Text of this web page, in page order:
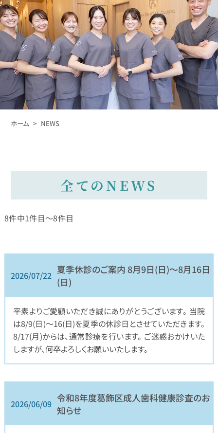
ホーム > NEWS
全てのNEWS
8件中1件目～8件目
2026/07/22 夏季休診のご案内 8月9日(日)〜8月16日
(日)
平素よりご愛顧いただき誠にありがとうございます。 当院
は8/9(日)〜16(日)を夏季の休診日とさせていただきます。
8/17(月)からは、通常診療を行います。 ご迷惑おかけいた
しますが、何卒よろしくお願いいたします。
2026/06/09 令和8年度葛飾区成人歯科健康診査のお
知らせ